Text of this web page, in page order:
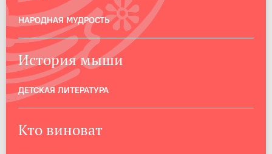
НАРОДНАЯ МУДРОСТЬ
История мыши
ДЕТСКАЯ ЛИТЕРАТУРА
Кто виноват